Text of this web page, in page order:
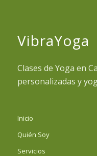
VibraYoga
Clases de Yoga en
personalizadas y
Inicio
Quién Soy
Servicios